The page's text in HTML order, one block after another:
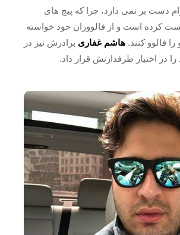
دست بر نمی دارد، چرا که پیج های
کرده است و از فالووران خود خواسته
فالوو کنند. هاشم غفاری برادرش نیز در
در اختیار طرفدارنش قرار داد.